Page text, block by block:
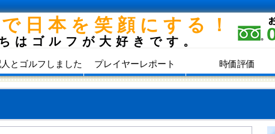
日本を笑顔にする！
はゴルフが大好きです。
とゴルフしました プレイヤーレポート 時価評価